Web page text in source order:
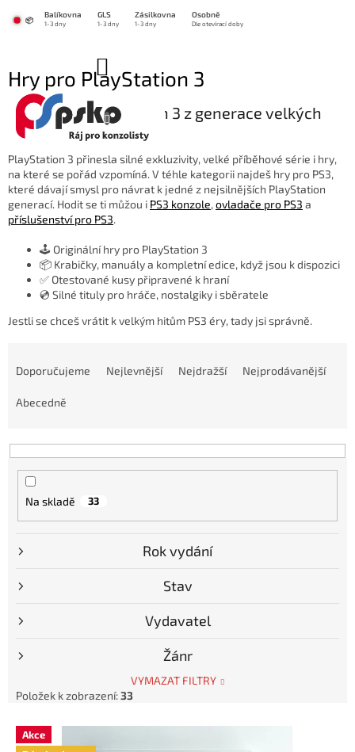
📦
Balíkovna GLS Zásilkovna Osobně
1-3 dny 1-3 dny 1-3 dny Dle otevírací doby
KOŠÍK
Hry pro PlayStation 3
🎮 Hry pro PlayStation 3 z generace velkých
příběhů a hitů
PlayStation 3 přinesla silné exkluzivity, velké příběhové série i hry,
na které se pořád vzpomíná. V téhle kategorii najdeš hry pro PS3,
které dávají smysl pro návrat k jedné z nejsilnějších PlayStation
generací. Hodit se ti můžou i PS3 konzole,ovladače pro PS3 a
příslušenství pro PS3.
🕹️ Originální hry pro PlayStation 3
📦 Krabičky, manuály a kompletní edice, když jsou k dispozici
✅ Otestované kusy připravené k hraní
💿 Silné tituly pro hráče, nostalgiky i sběratele
Jestli se chceš vrátit k velkým hitům PS3 éry, tady jsi správně.
p
Doporučujeme Nejlevnější Nejdražší Nejprodávanější
Abecedně
Na skladě 33
Rok vydání
Stav
Vydavatel
Žánr
VYMAZAT FILTRY
Položek k zobrazení:33
V Akce